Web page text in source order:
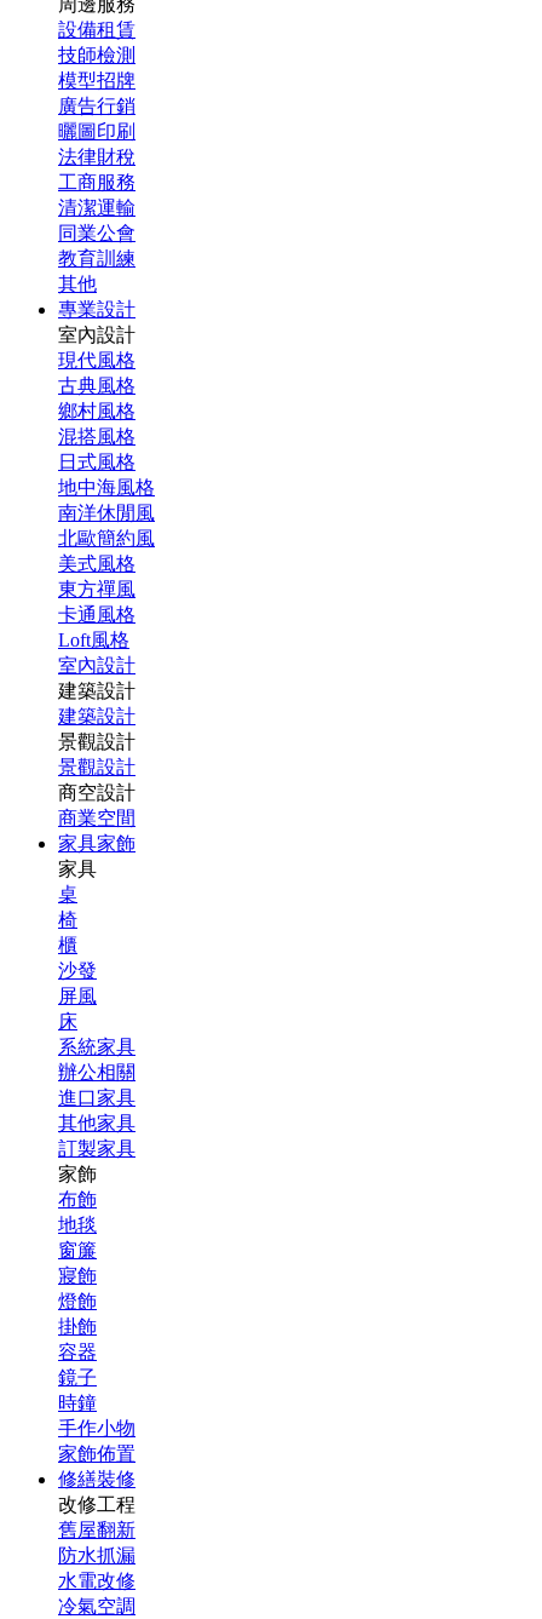
周邊服務
設備租賃
技師檢測
模型招牌
廣告行銷
曬圖印刷
法律財稅
工商服務
清潔運輸
同業公會
教育訓練
其他
專業設計
室內設計
現代風格
古典風格
鄉村風格
混搭風格
日式風格
地中海風格
南洋休閒風
北歐簡約風
美式風格
東方禪風
卡通風格
Loft風格
室內設計
建築設計
建築設計
景觀設計
景觀設計
商空設計
商業空間
家具家飾
家具
桌
椅
櫃
沙發
屏風
床
系統家具
辦公相關
進口家具
其他家具
訂製家具
家飾
布飾
地毯
窗簾
寢飾
燈飾
掛飾
容器
鏡子
時鐘
手作小物
家飾佈置
修繕裝修
改修工程
舊屋翻新
防水抓漏
水電改修
冷氣空調